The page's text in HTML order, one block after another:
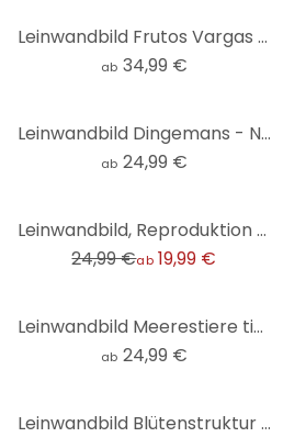
Leinwandbild Frutos Vargas - The Four Elements - Panorama
ab 34,99 €
Leinwandbild Dingemans - Nebel im Herbstwald
ab 24,99 €
Leinwandbild, Reproduktion eines Gemäldes von V. van Gogh - Sternennacht über der Rhône
24,99 €ab 19,99 €
Leinwandbild Meerestiere tief im Ozean - Oliver Robins
ab 24,99 €
Leinwandbild Blütenstruktur einer Trockenblume - Treechild - Panorama